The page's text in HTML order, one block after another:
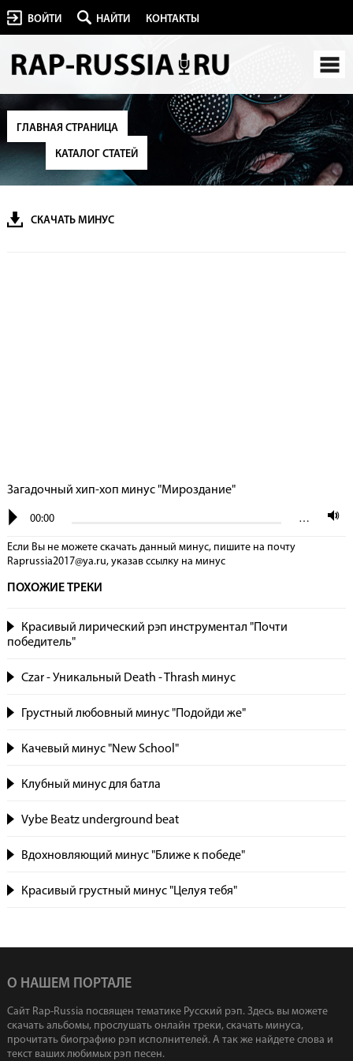
ВОЙТИ НАЙТИ КОНТАКТЫ
ГЛАВНАЯ СТРАНИЦА
КАТАЛОГ СТАТЕЙ
СКАЧАТЬ МИНУС
Загадочный хип-хоп минус "Мироздание"
00:00 …
Если Вы не можете скачать данный минус, пишите на почту
Raprussia2017@ya.ru, указав сcылку на минус
ПОХОЖИЕ ТРЕКИ
Красивый лирический рэп инструментал "Почти
победитель"
Czar - Уникальный Death - Thrash минус
Грустный любовный минус "Подойди же"
Качевый минус "New School"
Клубный минус для батла
Vybe Beatz underground beat
Вдохновляющий минус "Ближе к победе"
Красивый грустный минус "Целуя тебя"
О НАШЕМ ПОРТАЛЕ
Сайт Rap-Russia посвящен тематике Русский рэп. Здесь вы можете
скачать альбомы, прослушать онлайн треки, скачать минуса,
прочитать биографию рэп исполнителей. А так же найдете слова и
текст ваших любимых рэп песен.